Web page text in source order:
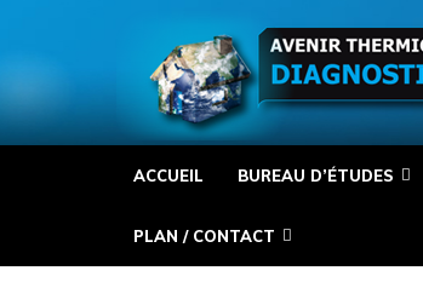
ACCUEIL BUREAU D’ÉTUDES
PLAN / CONTACT